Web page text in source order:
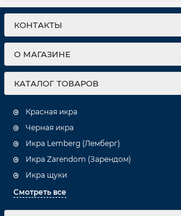
КОНТАКТЫ
О МАГАЗИНЕ
КАТАЛОГ ТОВАРОВ
Красная икра
Черная икра
Икра Lemberg (Лемберг)
Икра Zarendom (Зарендом)
Икра щуки
Смотреть все